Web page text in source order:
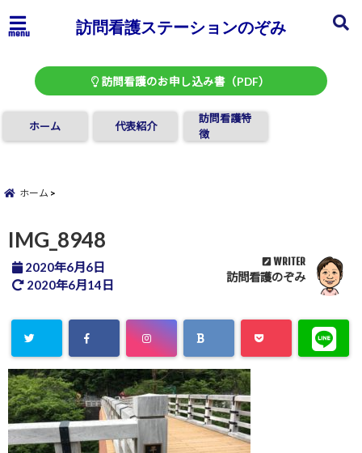
menu 訪問看護ステーションのぞみ
訪問看護のお申し込み書（PDF）
ホーム 代表紹介
訪問看護特
徴
ホーム
IMG_8948
2020年6月6日
2020年6月14日
WRITER
訪問看護のぞみ